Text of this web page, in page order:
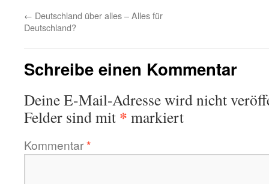
← Deutschland über alles – Alles für
Deutschland?
Schreibe einen Kommentar
Deine E-Mail-Adresse wird nicht
Felder sind mit * markiert
Kommentar*